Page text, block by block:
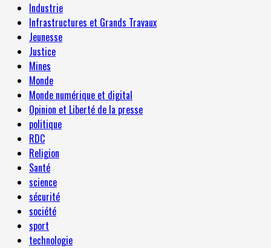
Industrie
Infrastructures et Grands Travaux
Jeunesse
Justice
Mines
Monde
Monde numérique et digital
Opinion et Liberté de la presse
politique
RDC
Religion
Santé
science
sécurité
société
sport
technologie